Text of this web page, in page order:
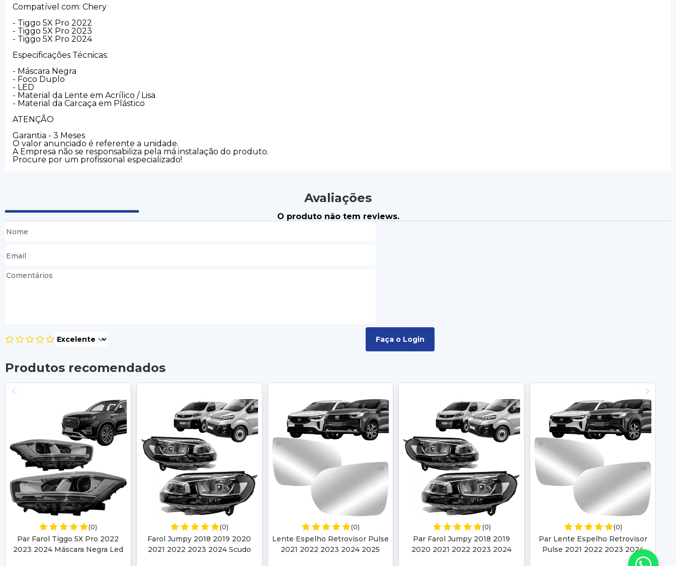
Compatível com: Chery
- Tiggo 5X Pro 2022
- Tiggo 5X Pro 2023
- Tiggo 5X Pro 2024
Especificações Técnicas:
- Máscara Negra
- Foco Duplo
- LED
- Material da Lente em Acrílico / Lisa
- Material da Carcaça em Plástico
ATENÇÃO
Garantia - 3 Meses
O valor anunciado é referente a unidade.
A Empresa não se responsabiliza pela má instalação do produto.
Procure por um profissional especializado!
Avaliações
O produto não tem reviews.
Faça o Login
Produtos recomendados
(0)
Par Farol Tiggo 5X Pro 2022
2023 2024 Máscara Negra Led
(0)
Farol Jumpy 2018 2019 2020
2021 2022 2023 2024 Scudo
(0)
Lente Espelho Retrovisor Pulse
2021 2022 2023 2024 2025
(0)
Par Farol Jumpy 2018 2019
2020 2021 2022 2023 2024
(0)
Par Lente Espelho Retrovisor
Pulse 2021 2022 2023 2024
2025 Fastback 2022 2023 2024